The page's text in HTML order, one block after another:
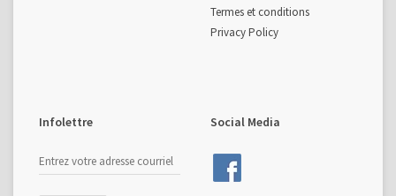
Termes et conditions
Privacy Policy
Infolettre Social Media